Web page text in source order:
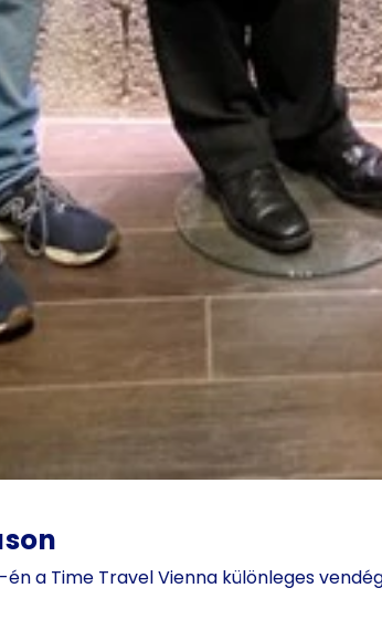
a Time Travel Vienna különleges